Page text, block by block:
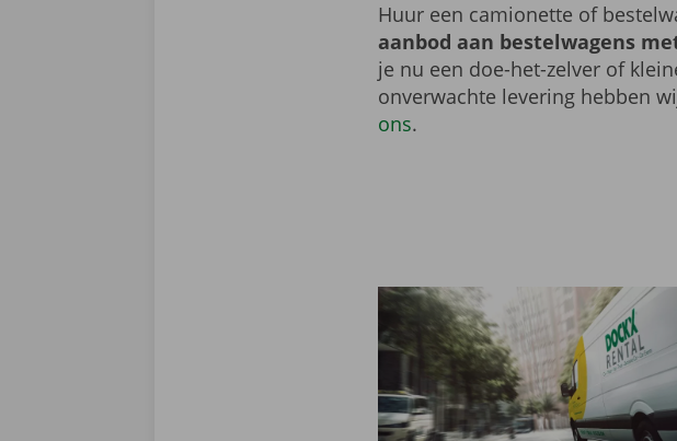
Huur een camionette of
aanbod aan bestelwagens
je nu een doe-het-zelver of
onverwachte levering hebben
ons.